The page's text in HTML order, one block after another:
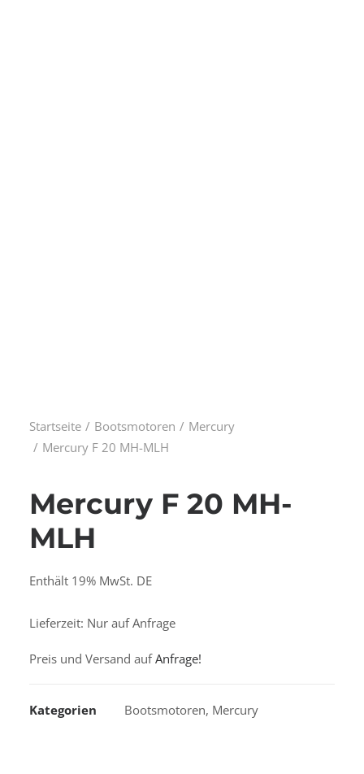
Startseite Bootsmotoren
Mercury
Mercury F 20 MH-MLH
Mercury F 20 MH-
MLH
Enthält 19% MwSt. DE
Lieferzeit: Nur auf Anfrage
Preis und Versand aufAnfrage!
Kategorien Bootsmotoren, Mercury